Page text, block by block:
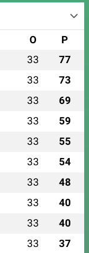
O P
33 77
33 73
33 69
33 59
33 55
33 54
33 48
33 40
33 40
33 37